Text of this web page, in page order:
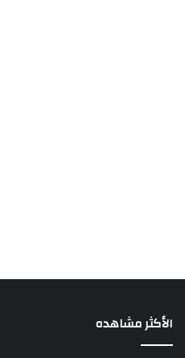
الأكثر مشاهده